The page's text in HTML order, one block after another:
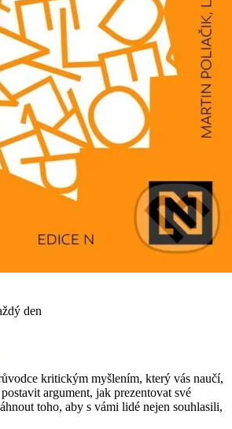
den
kritickým myšlením, který vás naučí,
argument, jak prezentovat své
toho, aby s vámi lidé nejen souhlasili,